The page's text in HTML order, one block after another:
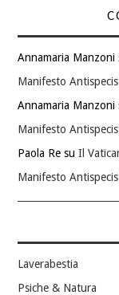
Annamaria Manzoni
Manifesto
Annamaria Manzoni
Manifesto
Paola Re suIl
Manifesto
Laverabestia
Psiche & Natura